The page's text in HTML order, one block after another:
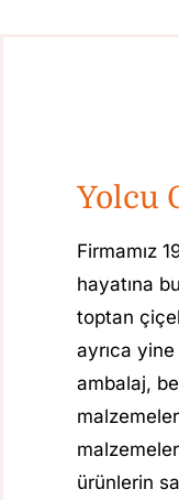
Yolcu
Firmamız
hayatına
toptan
ayrıca
ambalaj,
ürünlerin